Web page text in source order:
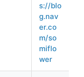
s://blo
g.nav
er.co
m/so
miflo
wer